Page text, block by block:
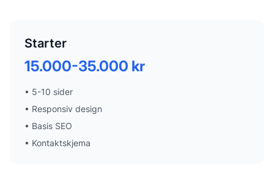
Starter
15.000-35.000 kr
• 5-10 sider
• Responsiv design
• Basis SEO
• Kontaktskjema